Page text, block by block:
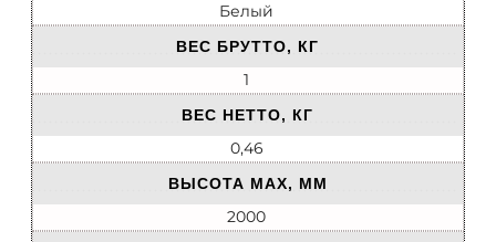
Белый
ВЕС БРУТТО, КГ
1
ВЕС НЕТТО, КГ
0,46
ВЫСОТА MAX, ММ
2000